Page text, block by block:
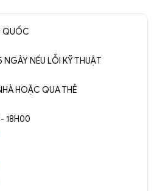
QUỐC
NẾU LỖI KỸ THUẬT
HOẶC QUA THẺ
18H00